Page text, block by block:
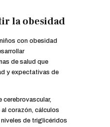
la obesidad
con obesidad
de salud que
y expectativas de
cerebrovascular,
corazón, cálculos
niveles de triglicéridos